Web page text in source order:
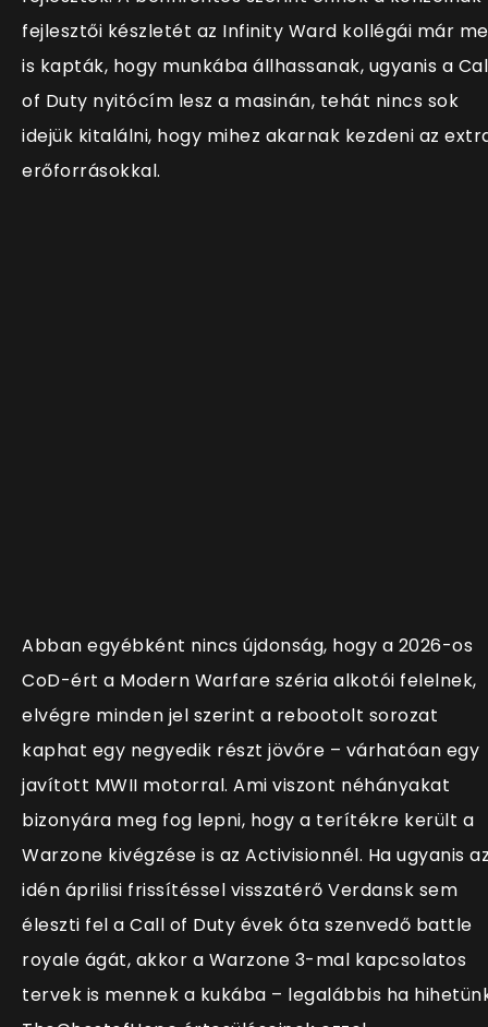
fejlesztői készletét az Infinity Ward kollégái már
is kapták, hogy munkába állhassanak, ugyanis a
of Duty nyitócím lesz a masinán, tehát nincs sok
idejük kitalálni, hogy mihez akarnak kezdeni az
erőforrásokkal.
Abban egyébként nincs újdonság, hogy a 2026-os
CoD-ért a Modern Warfare széria alkotói felelnek,
elvégre minden jel szerint a rebootolt sorozat
kaphat egy negyedik részt jövőre – várhatóan egy
javított MWII motorral. Ami viszont néhányakat
bizonyára meg fog lepni, hogy a terítékre került a
Warzone kivégzése is az Activisionnél. Ha ugyanis
idén áprilisi frissítéssel visszatérő Verdansk sem
éleszti fel a Call of Duty évek óta szenvedő battle
royale ágát, akkor a Warzone 3-mal kapcsolatos
tervek is mennek a kukába – legalábbis ha